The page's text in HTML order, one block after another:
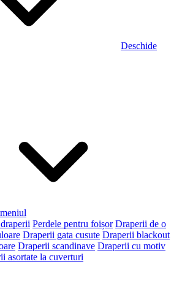
Deschide
Perdele pentru foișor Draperii de o
Draperii gata cusute Draperii blackout
Draperii scandinave Draperii cu motiv
asortate la cuverturi